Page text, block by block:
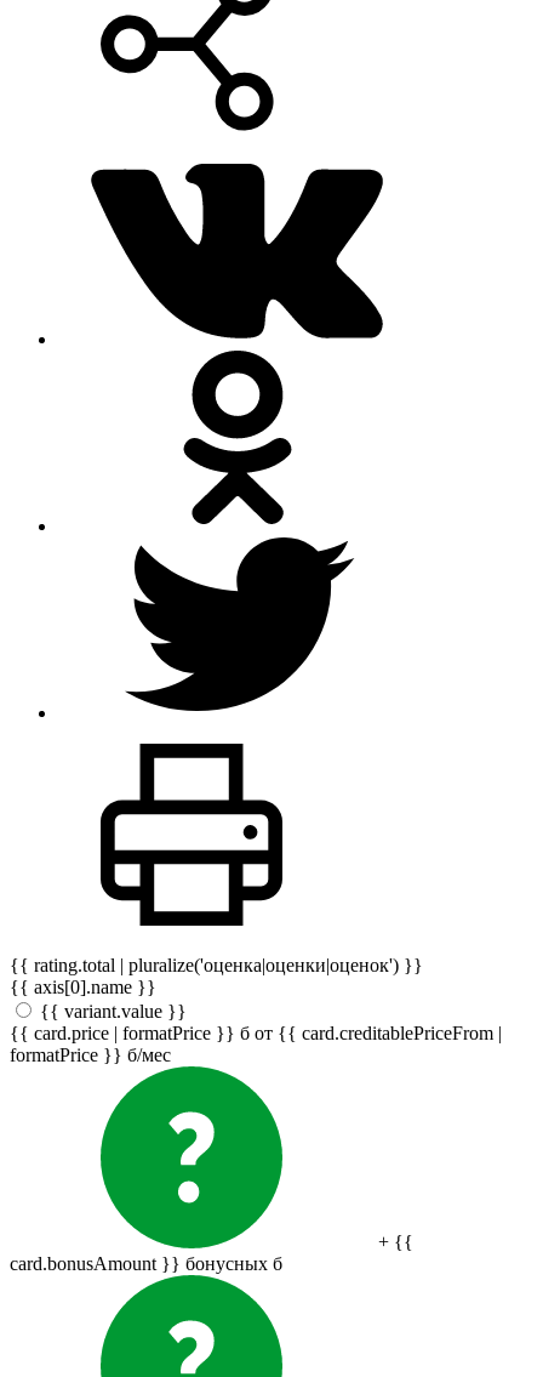
{{ rating.total | pluralize('оценка|оценки|оценок') }}
{{ axis[0].name }}
{{ variant.value }}
{{ card.price | formatPrice }} б от {{ card.creditablePriceFrom |
formatPrice }} б/мес
+ {{
card.bonusAmount }} бонусных б